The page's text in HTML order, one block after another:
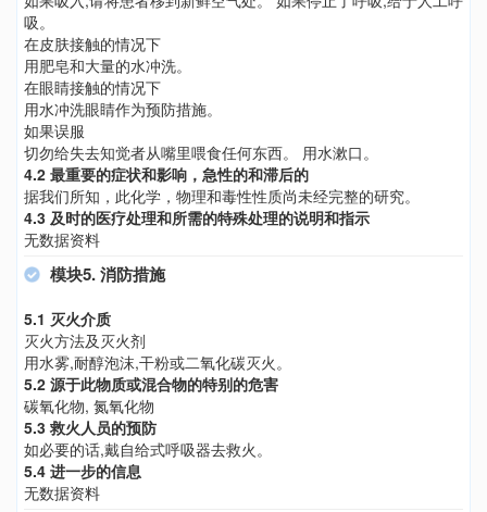
吸。
在皮肤接触的情况下
用肥皂和大量的水冲洗。
在眼睛接触的情况下
用水冲洗眼睛作为预防措施。
如果误服
切勿给失去知觉者从嘴里喂食任何东西。 用水漱口。
4.2 最重要的症状和影响，急性的和滞后的
据我们所知，此化学，物理和毒性性质尚未经完整的研究。
4.3 及时的医疗处理和所需的特殊处理的说明和指示
无数据资料
模块5. 消防措施
5.1 灭火介质
灭火方法及灭火剂
用水雾,耐醇泡沫,干粉或二氧化碳灭火。
5.2 源于此物质或混合物的特别的危害
碳氧化物, 氮氧化物
5.3 救火人员的预防
如必要的话,戴自给式呼吸器去救火。
5.4 进一步的信息
无数据资料